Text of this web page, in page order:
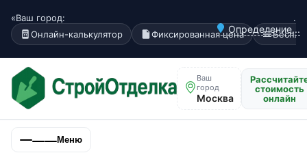
«Ваш город:
Определение...
.
Онлайн-калькулятор
Фиксированная цена
Ваш
город
Москва
стоимость
онлайн
Меню